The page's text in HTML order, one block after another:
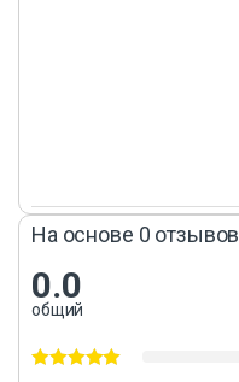
На основе 0 отзывов
0.0
общий